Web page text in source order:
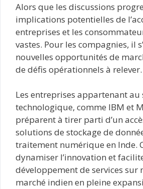
Alors que les discussions
implications potentielles de
entreprises et les
vastes. Pour les compagnies, il
nouvelles opportunités de
de défis opérationnels à relever.
Les entreprises appartenant au
technologique, comme IBM et
préparent à tirer parti d’un
solutions de stockage de
traitement numérique en Inde.
dynamiser l’innovation et
développement de services sur
marché indien en pleine